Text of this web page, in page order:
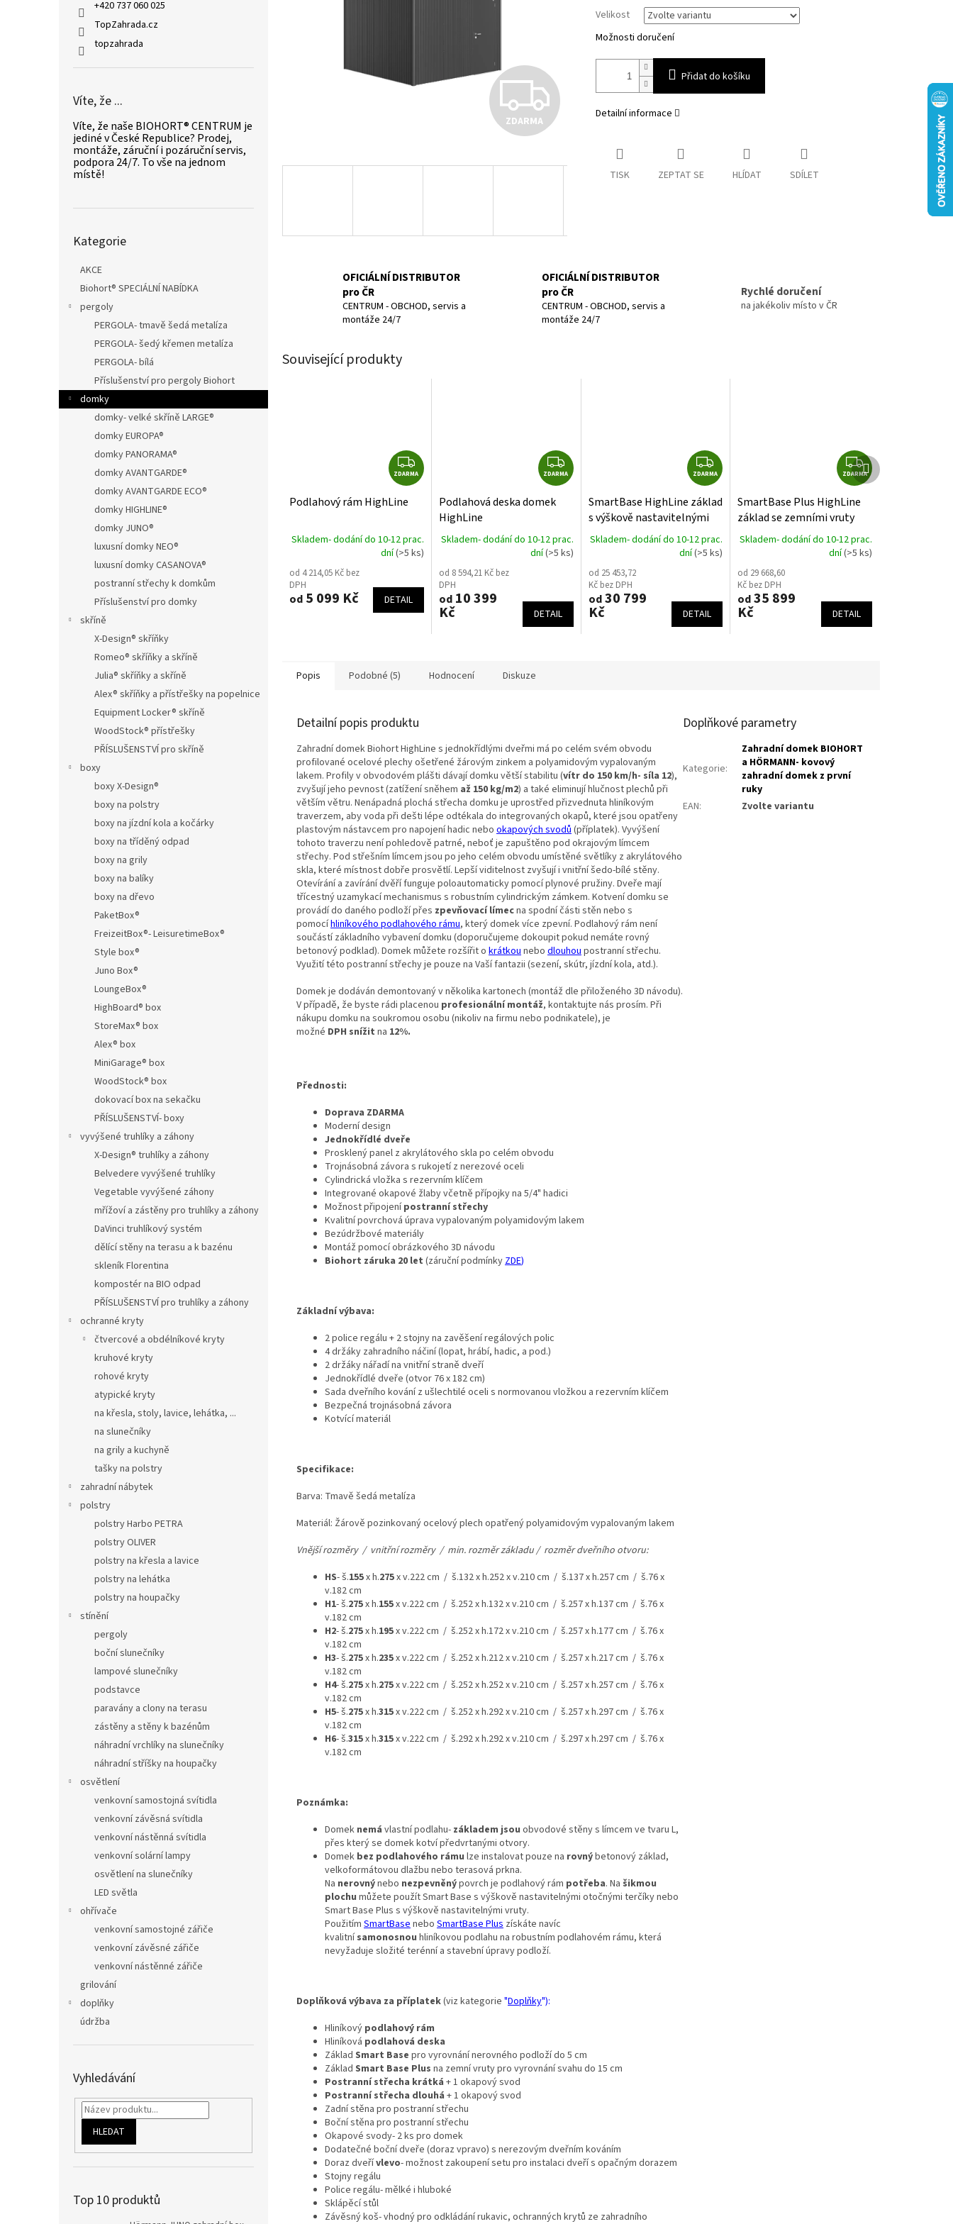
+420 737 060 025
TopZahrada.cz
topzahrada
Víte, že ...
Víte, že naše BIOHORT® CENTRUM je
jediné v České Republice? Prodej,
montáže, záruční i pozáruční servis,
podpora 24/7. To vše na jednom
místě!
kategorie
Kategorie
AKCE
Biohort® SPECIÁLNÍ NABÍDKA
pergoly
PERGOLA- tmavě šedá metalíza
PERGOLA- šedý křemen metalíza
PERGOLA- bílá
Příslušenství pro pergoly Biohort
domky
domky- velké skříně LARGE®
domky EUROPA®
domky PANORAMA®
domky AVANTGARDE®
domky AVANTGARDE ECO®
domky HIGHLINE®
domky JUNO®
luxusní domky NEO®
luxusní domky CASANOVA®
postranní střechy k domkům
Příslušenství pro domky
skříně
X-Design® skříňky
Romeo® skříňky a skříně
Julia® skříňky a skříně
Alex® skříňky a přístřešky na popelnice
Equipment Locker® skříně
WoodStock® přístřešky
PŘÍSLUŠENSTVÍ pro skříně
boxy
boxy X-Design®
boxy na polstry
boxy na jízdní kola a kočárky
boxy na tříděný odpad
boxy na grily
boxy na balíky
boxy na dřevo
PaketBox®
FreizeitBox®- LeisuretimeBox®
Style box®
Juno Box®
LoungeBox®
HighBoard® box
StoreMax® box
Alex® box
MiniGarage® box
WoodStock® box
dokovací box na sekačku
PŘÍSLUŠENSTVÍ- boxy
vyvýšené truhlíky a záhony
X-Design® truhlíky a záhony
Belvedere vyvýšené truhlíky
Vegetable vyvýšené záhony
mřížoví a zástěny pro truhlíky a záhony
DaVinci truhlíkový systém
dělící stěny na terasu a k bazénu
skleník Florentina
kompostér na BIO odpad
PŘÍSLUŠENSTVÍ pro truhlíky a záhony
ochranné kryty
čtvercové a obdélníkové kryty
kruhové kryty
rohové kryty
atypické kryty
na křesla, stoly, lavice, lehátka, ...
na slunečníky
na grily a kuchyně
tašky na polstry
zahradní nábytek
polstry
polstry Harbo PETRA
polstry OLIVER
polstry na křesla a lavice
polstry na lehátka
polstry na houpačky
stínění
pergoly
boční slunečníky
lampové slunečníky
podstavce
paravány a clony na terasu
zástěny a stěny k bazénům
náhradní vrchlíky na slunečníky
náhradní stříšky na houpačky
osvětlení
venkovní samostojná svítidla
venkovní závěsná svítidla
venkovní nástěnná svítidla
venkovní solární lampy
osvětlení na slunečníky
LED světla
ohřívače
venkovní samostojné zářiče
venkovní závěsné zářiče
venkovní nástěnné zářiče
grilování
doplňky
údržba
Vyhledávání
HLEDAT
Top 10 produktů
Z
D
R
M
ZDARMA
Velikost
Možnosti doručení
Přidat do košíku
Detailní informace
TISK ZEPTAT SE HLÍDAT SDÍLET
OFICIÁLNÍ DISTRIBUTOR
pro ČR
CENTRUM - OBCHOD, servis a
montáže 24/7
OFICIÁLNÍ DISTRIBUTOR
pro ČR
CENTRUM - OBCHOD, servis a
montáže 24/7
Rychlé doručení
na jakékoliv místo v ČR
Související produkty
Z
D
A
ZDARMA
Podlahový rám HighLine
Skladem- dodání do 10-12 prac.
dní(>5 ks)
od 4 214,05 Kč bez
DPH
od 5 099 Kč DETAIL
Z
D
A
ZDARMA
Podlahová deska domek
HighLine
Skladem- dodání do 10-12 prac.
dní(>5 ks)
od 8 594,21 Kč bez
DPH
od10 399
Kč DETAIL
Z
D
A
A
ZDARMA
SmartBase HighLine základ
s výškově nastavitelnými
terčíky pro zahradní domek
Skladem- dodání do 10-12 prac.
dní(>5 ks)
od 25 453,72
Kč bez DPH
od30 799
Kč DETAIL
Z
D
A
ZDARMA
SmartBase Plus HighLine
základ se zemními vruty
pro zahradní domek
Skladem- dodání do 10-12 prac.
dní(>5 ks)
od 29 668,60
Kč bez DPH
od35 899
Kč DETAIL
Další
produkt
Popis Podobné (5) Hodnocení Diskuze
Detailní popis produktu
Zahradní domek Biohort HighLine s jednokřídlými dveřmi má po celém svém obvodu
profilované ocelové plechy ošetřené žárovým zinkem a polyamidovým vypalovaným
lakem. Profily v obvodovém plášti dávají domku větší stabilitu (vítr do 150 km/h- síla 12),
zvyšují jeho pevnost (zatížení sněhem až 150 kg/m2) a také eliminují hlučnost plechů při
větším větru. Nenápadná plochá střecha domku je uprostřed přizvednuta hliníkovým
traverzem, aby voda při dešti lépe odtékala do integrovaných okapů, které jsou opatřeny
plastovým nástavcem pro napojení hadic nebo okapových svodů (příplatek). Vyvýšení
tohoto traverzu není pohledově patrné, neboť je zapuštěno pod okrajovým límcem
střechy. Pod střešním límcem jsou po jeho celém obvodu umístěné světlíky z akrylátového
skla, které místnost dobře prosvětlí. Lepší viditelnost zvyšují i vnitřní šedo-bílé stěny.
Otevírání a zavírání dvěří funguje poloautomaticky pomocí plynové pružiny. Dveře mají
třícestný uzamykací mechanismus s robustním cylindrickým zámkem. Kotvení domku se
provádí do daného podloží přes zpevňovací límecna spodní části stěn nebo s
pomocíhliníkového podlahového rámu, který domek více zpevní. Podlahový rám není
součástí základního vybavení domku (doporučujeme dokoupit pokud nemáte rovný
betonový podklad). Domek můžete rozšířit o krátkou nebo dlouhou postranní střechu.
Využití této postranní střechy je pouze na Vaší fantazii (sezení, skútr, jízdní kola, atd.).
Domek je dodáván demontovaný v několika kartonech (montáž dle přiloženého 3D návodu).
V případě, že byste rádi placenou profesionální montáž, kontaktujte nás prosím. Při
nákupu domku na soukromou osobu (nikoliv na firmu nebo podnikatele), je
možné DPH snížit na 12%.
Přednosti:
Doprava ZDARMA
Moderní design
Jednokřídlé dveře
Prosklený panel z akrylátového skla po celém obvodu
Trojnásobná závora s rukojetí z nerezové oceli
Cylindrická vložka s rezervním klíčem
Integrované okapové žlaby včetně přípojky na 5/4" hadici
Možnost připojení postranní střechy
Kvalitní povrchová úprava vypalovaným polyamidovým lakem
Bezúdržbové materiály
Montáž pomocí obrázkového 3D návodu
Biohort záruka 20 let (záruční podmínky ZDE)
Základní výbava:
2 police regálu + 2 stojny na zavěšení regálových polic
4 držáky zahradního náčiní (lopat, hrábí, hadic, a pod.)
2 držáky nářadí na vnitřní straně dveří
Jednokřídlé dveře (otvor 76 x 182 cm)
Sada dveřního kování z ušlechtilé oceli s normovanou vložkou a rezervním klíčem
Bezpečná trojnásobná závora
Kotvící materiál
Specifikace:
Barva: Tmavě šedá metalíza
Materiál: Žárově pozinkovaný ocelový plech opatřený polyamidovým vypalovaným lakem
Vnější rozměry / vnitřní rozměry / min. rozměr základu / rozměr dveřního otvoru:
HS- š.155x h.275x v.222 cm / š.132 x h.252 x v.210 cm / š.137 x h.257 cm / š.76 x
v.182 cm
H1- š.275x h.155x v.222 cm / š.252 x h.132 x v.210 cm / š.257 x h.137 cm / š.76 x
v.182 cm
H2- š.275x h.195x v.222 cm / š.252 x h.172 x v.210 cm / š.257 x h.177 cm / š.76 x
v.182 cm
H3- š.275x h.235x v.222 cm / š.252 x h.212 x v.210 cm / š.257 x h.217 cm / š.76 x
v.182 cm
H4- š.275x h.275x v.222 cm / š.252 x h.252 x v.210 cm / š.257 x h.257 cm / š.76 x
v.182 cm
H5- š.275x h.315x v.222 cm / š.252 x h.292 x v.210 cm / š.257 x h.297 cm / š.76 x
v.182 cm
H6- š.315x h.315x v.222 cm / š.292 x h.292 x v.210 cm / š.297 x h.297 cm / š.76 x
v.182 cm
Poznámka:
Domek nemá vlastní podlahu- základem jsou obvodové stěny s límcem ve tvaru L,
přes který se domek kotví předvrtanými otvory.
Domek bez podlahového rámu lze instalovat pouze na rovnýbetonový základ,
velkoformátovou dlažbu nebo terasová prkna.
Na nerovnýnebo nezpevněnýpovrch je podlahový rám potřeba. Na šikmou
plochu můžete použít Smart Base s výškově nastavitelnými otočnými terčíky nebo
Smart Base Plus s výškově nastavitelnými vruty.
Použitím SmartBase nebo SmartBase Plus získáte navíc
kvalitnísamonosnou hliníkovou podlahu na robustním podlahovém rámu, která
nevyžaduje složité terénní a stavební úpravy podloží.
Doplňková výbava za příplatek(viz kategorie "Doplňky"):
Hliníkový podlahový rám
Hliníková podlahová deska
Základ Smart Base pro vyrovnání nerovného podloží do 5 cm
Základ Smart Base Plus na zemní vruty pro vyrovnání svahu do 15 cm
Postranní střecha krátká + 1 okapový svod
Postranní střecha dlouhá + 1 okapový svod
Zadní stěna pro postranní střechu
Boční stěna pro postranní střechu
Okapové svody- 2 ks pro domek
Dodatečné boční dveře (doraz vpravo) s nerezovým dveřním kováním
Doraz dveřívlevo- možnost zakoupení setu pro instalaci dveří s opačným dorazem
Stojny regálu
Police regálu- mělké i hluboké
Sklápěcí stůl
Závěsný koš- vhodný pro odkládání rukavic, ochranných krytů ze zahradního
Doplňkové parametry
Kategorie:
Zahradní domek BIOHORT
a HÖRMANN- kovový
zahradní domek z první
ruky
EAN: Zvolte variantu